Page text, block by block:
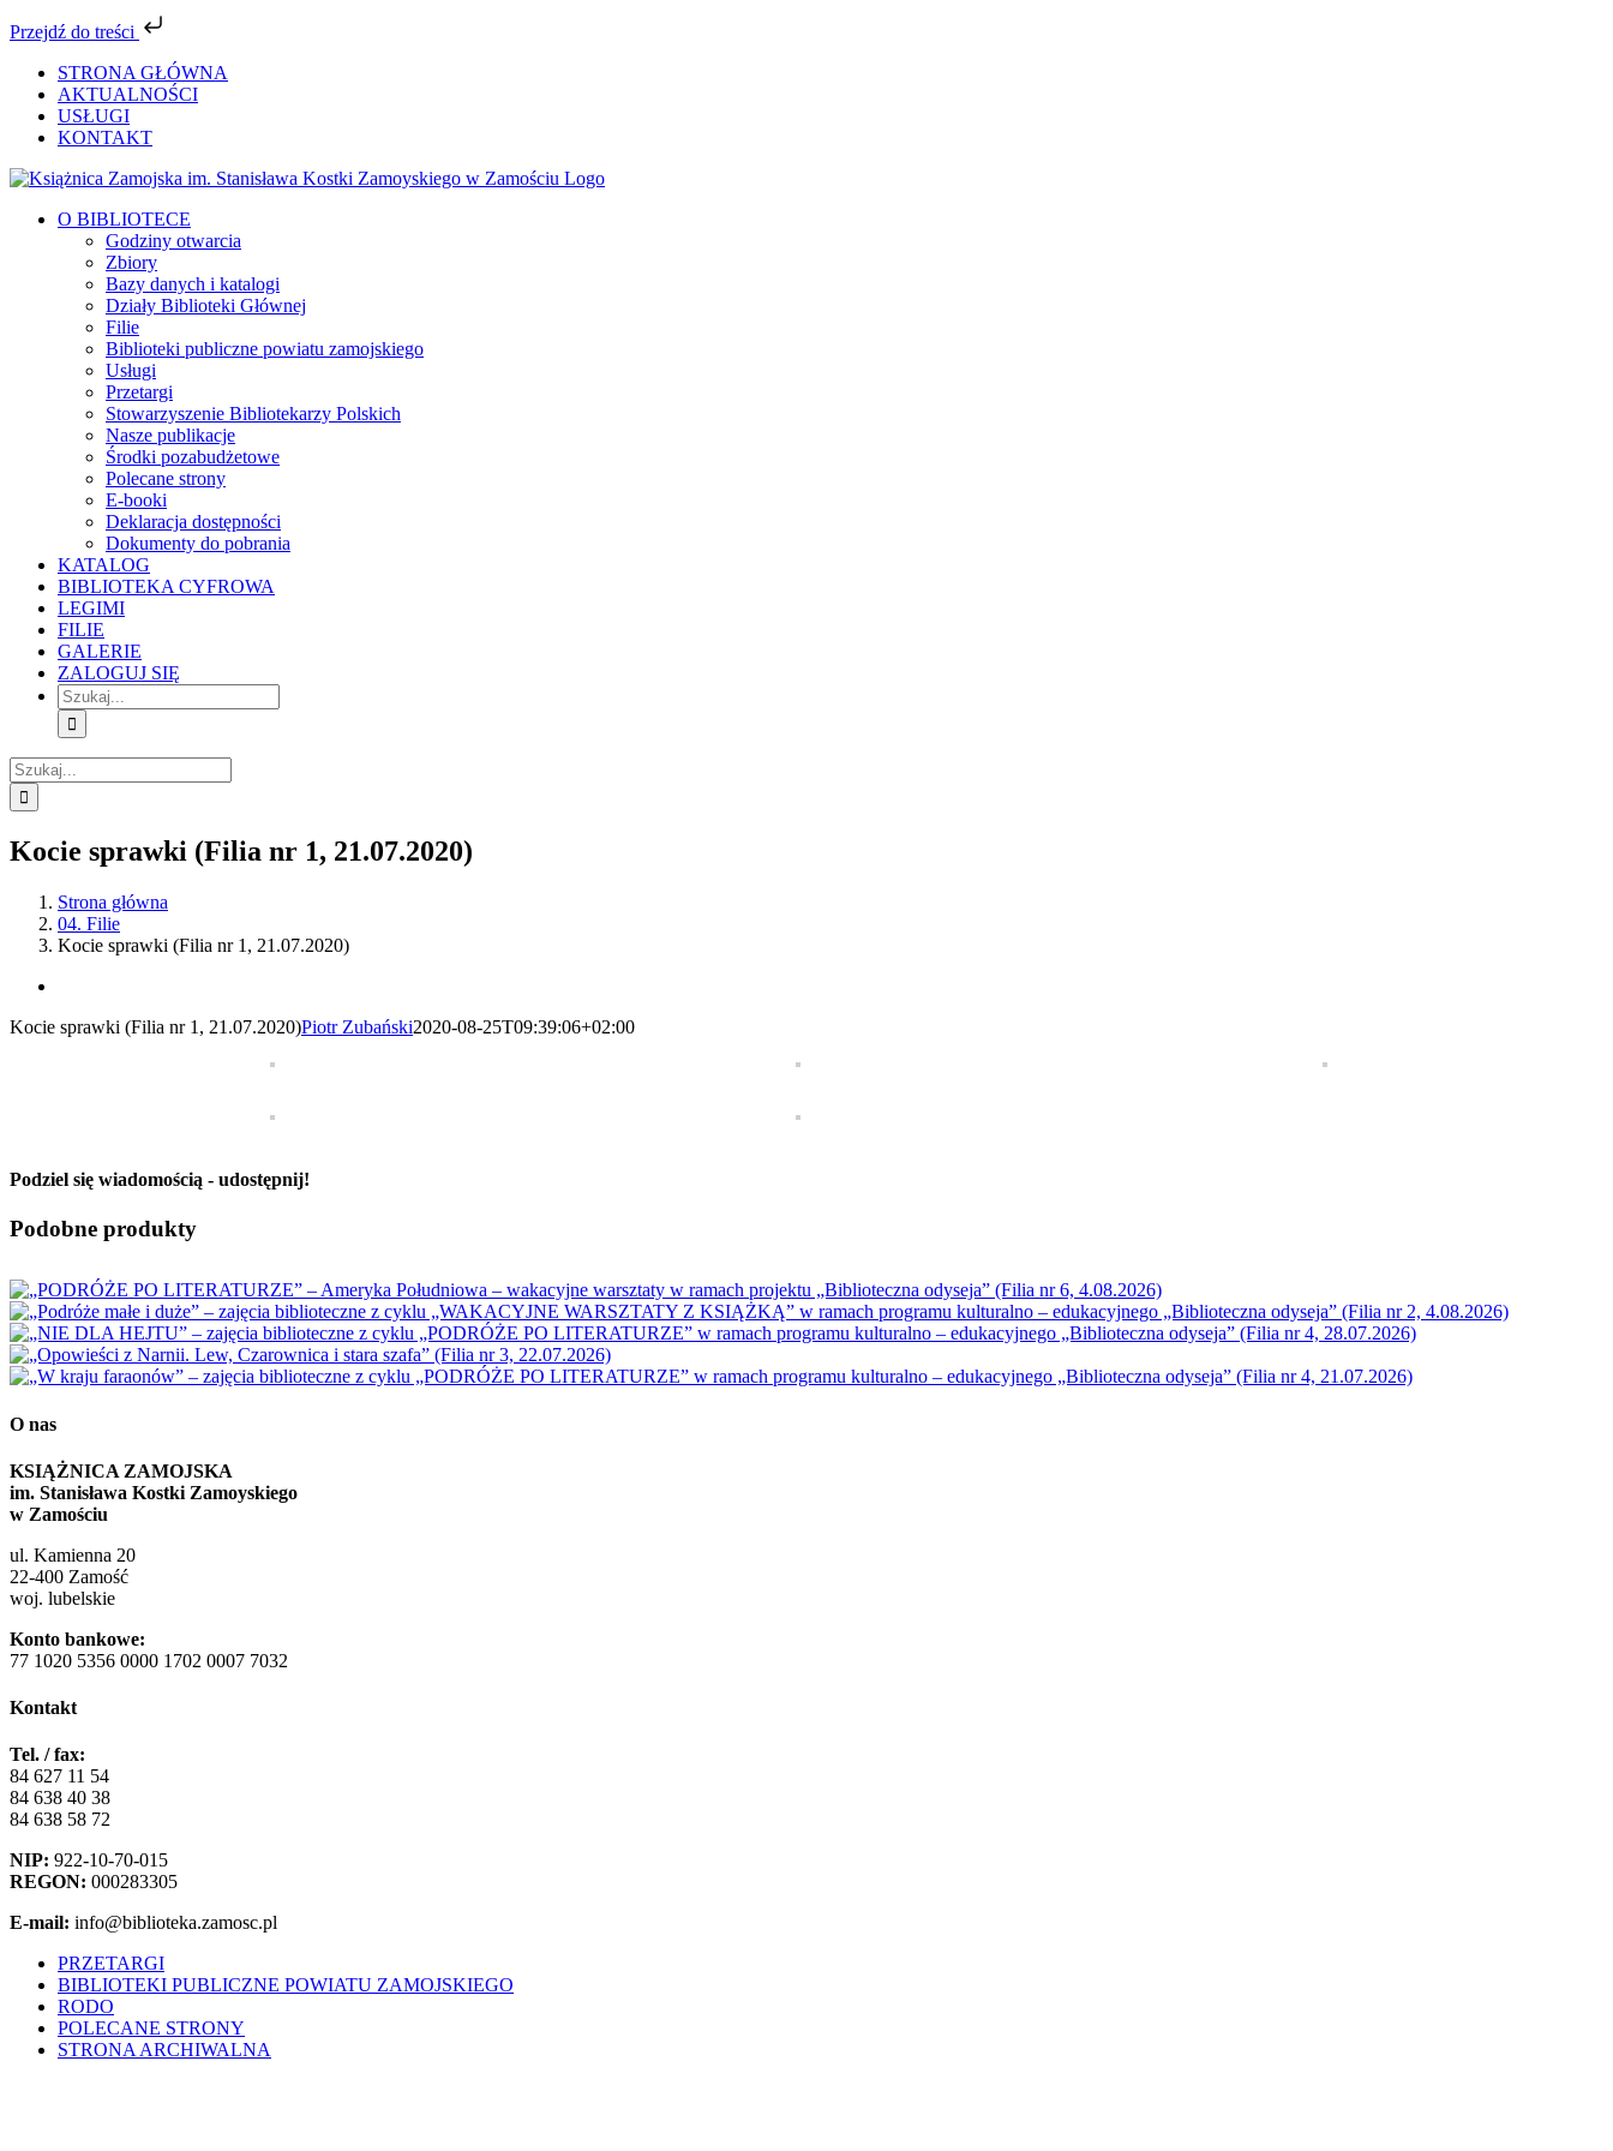
Przejdź do treści
zawartości
STRONA GŁÓWNA
AKTUALNOŚCI
USŁUGI
KONTAKT
Facebook
YouTube
Instagram
Tiktok
O BIBLIOTECE
Godziny otwarcia
Zbiory
Bazy danych i katalogi
Działy Biblioteki Głównej
Filie
Biblioteki publiczne powiatu zamojskiego
Usługi
Przetargi
Stowarzyszenie Bibliotekarzy Polskich
Nasze publikacje
Środki pozabudżetowe
Polecane strony
E-booki
Deklaracja dostępności
Dokumenty do pobrania
KATALOG
BIBLIOTEKA CYFROWA
LEGIMI
FILIE
GALERIE
ZALOGUJ SIĘ
Szukaj
Szukaj
Kocie sprawki (Filia nr 1, 21.07.2020)
Strona główna
04. Filie
Kocie sprawki (Filia nr 1, 21.07.2020)
Image
Kocie sprawki (Filia nr 1, 21.07.2020)Piotr Zubański2020-08-25T09:39:06+02:00
Podziel się wiadomością - udostępnij!
Facebook
X
Reddit
LinkedIn
WhatsApp
Tumblr
Pinterest
Vk
Email
Podobne produkty
O nas
KSIĄŻNICA ZAMOJSKA
im. Stanisława Kostki Zamoyskiego
w Zamościu
ul. Kamienna 20
22-400 Zamość
woj. lubelskie
Konto bankowe:
77 1020 5356 0000 1702 0007 7032
Kontakt
Tel. / fax:
84 627 11 54
84 638 40 38
84 638 58 72
NIP: 922-10-70-015
REGON: 000283305
E-mail: info@biblioteka.zamosc.pl
PRZETARGI
BIBLIOTEKI PUBLICZNE POWIATU ZAMOJSKIEGO
RODO
POLECANE STRONY
STRONA ARCHIWALNA